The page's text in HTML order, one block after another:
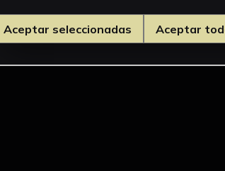
Aceptar seleccionadas Aceptar